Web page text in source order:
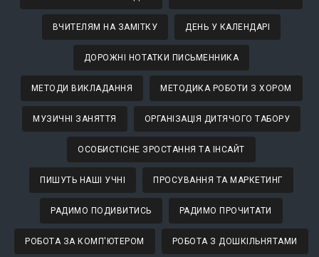
ВЧИТЕЛЯМ НА ЗАМІТКУ ДЕНЬ У КАЛЕНДАРІ
ДОРОЖНІ НОТАТКИ ПИСЬМЕННИКА
МЕТОДИ ВИКЛАДАННЯ МЕТОДИКА РОБОТИ З ХОРОМ
МУЗИЧНІ ЗАНЯТТЯ ОРГАНІЗАЦІЯ ДИТЯЧОГО ТАБОРУ
ОСОБИСТІСНЕ ЗРОСТАННЯ ТА ІНСАЙТ
ПИШУТЬ НАШІ УЧНІ ПРОСУВАННЯ ТА МАРКЕТИНГ
РАДИМО ПОДИВИТИСЬ РАДИМО ПРОЧИТАТИ
РОБОТА ЗА КОМП'ЮТЕРОМ РОБОТА З ДОШКІЛЬНЯТАМИ